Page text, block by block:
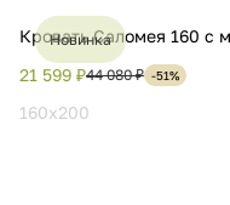
Кровать Саломея 160 с
21 599 ₽44 080 ₽ -51%
Новинка
160x200